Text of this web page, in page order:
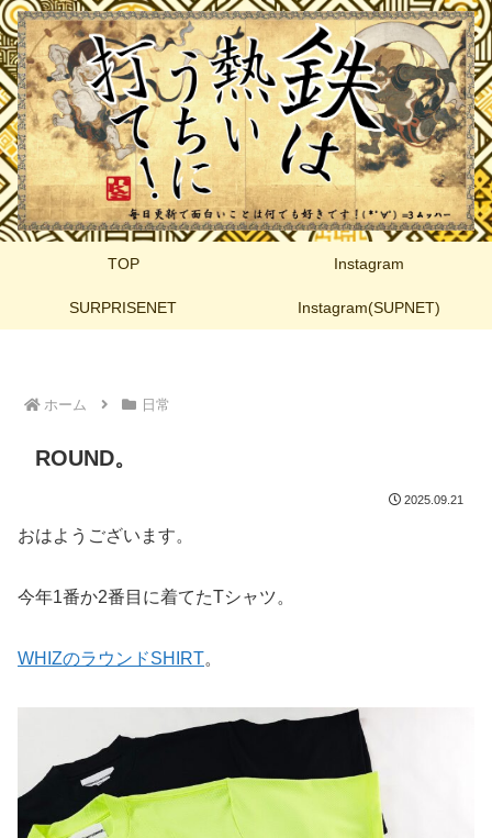
TOP Instagram
SURPRISENET Instagram(SUPNET)
ホーム 日常
ROUND。
2025.09.21
おはようございます。
今年1番か2番目に着てたTシャツ。
WHIZのラウンドSHIRT。